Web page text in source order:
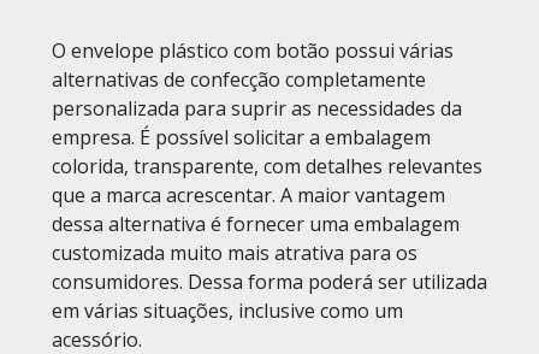
O envelope plástico com botão possui várias
alternativas de confecção completamente
personalizada para suprir as necessidades da
empresa. É possível solicitar a embalagem
colorida, transparente, com detalhes relevantes
que a marca acrescentar. A maior vantagem
dessa alternativa é fornecer uma embalagem
customizada muito mais atrativa para os
consumidores. Dessa forma poderá ser utilizada
em várias situações, inclusive como um
acessório.